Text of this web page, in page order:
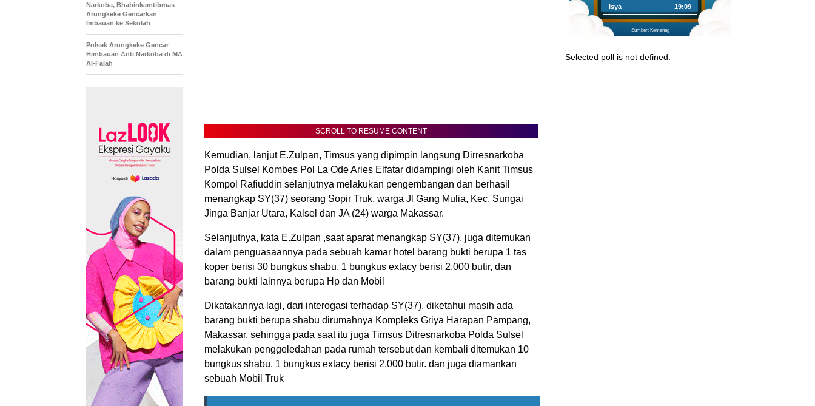
SCROLL TO RESUME CONTENT
Kemudian, lanjut E.Zulpan, Timsus yang dipimpin langsung Dirresnarkoba
Polda Sulsel Kombes Pol La Ode Aries Elfatar didampingi oleh Kanit Timsus
Kompol Rafiuddin selanjutnya melakukan pengembangan dan berhasil
menangkap SY(37) seorang Sopir Truk, warga Jl Gang Mulia, Kec. Sungai
Jinga Banjar Utara, Kalsel dan JA (24) warga Makassar.
Selanjutnya, kata E.Zulpan ,saat aparat menangkap SY(37), juga ditemukan
dalam penguasaannya pada sebuah kamar hotel barang bukti berupa 1 tas
koper berisi 30 bungkus shabu, 1 bungkus extacy berisi 2.000 butir, dan
barang bukti lainnya berupa Hp dan Mobil
Dikatakannya lagi, dari interogasi terhadap SY(37), diketahui masih ada
barang bukti berupa shabu dirumahnya Kompleks Griya Harapan Pampang,
Makassar, sehingga pada saat itu juga Timsus Ditresnarkoba Polda Sulsel
melakukan penggeledahan pada rumah tersebut dan kembali ditemukan 10
bungkus shabu, 1 bungkus extacy berisi 2.000 butir. dan juga diamankan
sebuah Mobil Truk
Narkoba, Bhabinkamtibmas
Arungkeke Gencarkan
Imbauan ke Sekolah
Polsek Arungkeke Gencar
Himbauan Anti Narkoba di MA
Al-Falah
Isya 19:09
Sumber: Kemenag
Selected poll is not defined.